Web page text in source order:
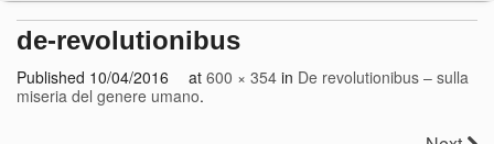
de-revolutionibus
Published 10/04/2016 at 600 × 354 in De revolutionibus – sulla
miseria del genere umano.